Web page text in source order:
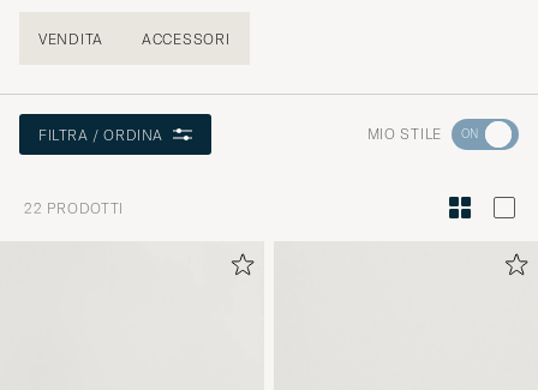
VENDITA ACCESSORI
FILTRA / ORDINA MIO STILE Andate
"Consigli
22 PRODOTTI